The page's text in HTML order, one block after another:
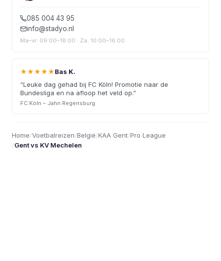
085 004 43 95
info@stadyo.nl
Ma–vr: 09:00–18:00 · Za: 10:00–16:00
★★★★★Bas K.
“Leuke dag gehad bij FC Köln! Promotie naar de
Bundesliga en na afloop het veld op.”
FC Köln – Jahn Regensburg
Home/Voetbalreizen/België/KAA Gent/Pro League
/Gent vs KV Mechelen